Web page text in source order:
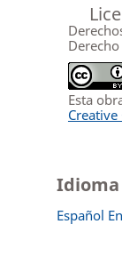
Derecho
Esta
Idioma
Español